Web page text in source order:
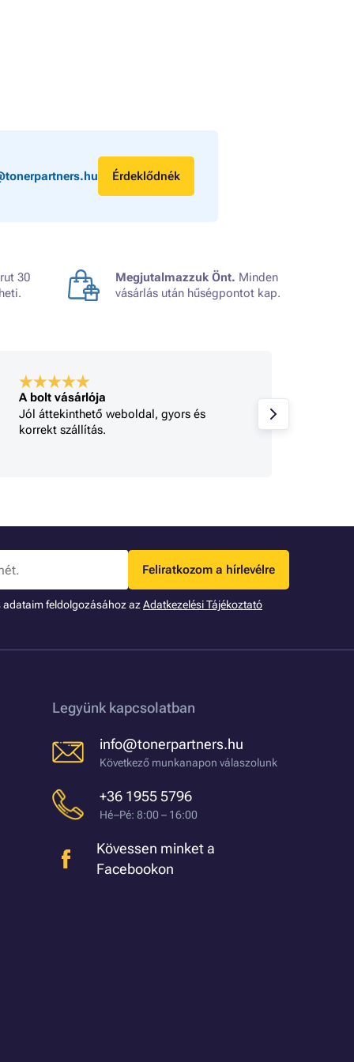
Érdeklődnék
30
Megjutalmazzuk Önt. Minden
vásárlás után hűségpontot kap.
A bolt vásárlója
Jól áttekinthető weboldal, gyors és
korrekt szállítás.
Feliratkozom a hírlevélre
adataim feldolgozásához azAdatkezelési Tájékoztató
Legyünk kapcsolatban
info@tonerpartners.hu
Következő munkanapon válaszolunk
+36 1955 5796
Hé–Pé: 8:00 – 16:00
Kövessen minket a
Facebookon